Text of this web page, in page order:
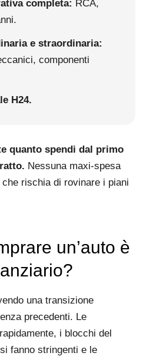
completa: RCA,
e straordinaria:
componenti
H24.
quanto spendi dal primo
Nessuna maxi-spesa
rischia di rovinare i piani
un’auto è
una transizione
precedenti. Le
i blocchi del
fanno stringenti e le